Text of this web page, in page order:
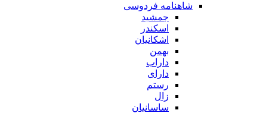
شاهنامه فردوسی
جمشید
اسکندر
اشکانیان
بهمن
داراب
دارای
رستم
زال
ساسانیان